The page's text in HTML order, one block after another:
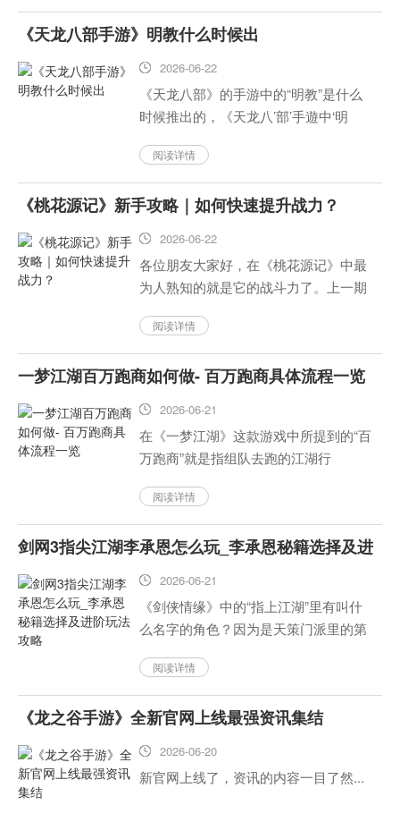
《天龙八部手游》明教什么时候出
2026-06-22
《天龙八部》的手游中的“明教”是什么
时候推出的，《天龙八’部’手遊中‘明
游里的“明教”，我们今天就为大家介绍
一下它的上線時間，并且給大家帶來了
這個消息，喜歡打遊戲的...
阅读详情
《桃花源记》新手攻略｜如何快速提升战力？
2026-06-22
各位朋友大家好，在《桃花源记》中最
为人熟知的就是它的战斗力了。上一期
本文当中我会把现在所有可以用来增强
战斗能力的方法都罗列出来，并且不管
你是男性还是女性、年龄大不大、...
阅读详情
一梦江湖百万跑商如何做- 百万跑商具体流程一览
2026-06-21
在《一梦江湖》这款游戏中所提到的“百
万跑商”就是指组队去跑的江湖行
呢？下面是关于一百万跑商的具体步骤
和方法说明。...
阅读详情
剑网3指尖江湖李承恩怎么玩_李承恩秘籍选择及进
阶玩法攻略
2026-06-21
《剑侠情缘》中的“指上江湖”里有叫什
么名字的角色？因为是天策门派里的第
者。那李承恩应该怎么打呢？我们来一
起看一下吧。...
阅读详情
《龙之谷手游》全新官网上线最强资讯集结
2026-06-20
新官网上线了，资讯的内容一目了然...